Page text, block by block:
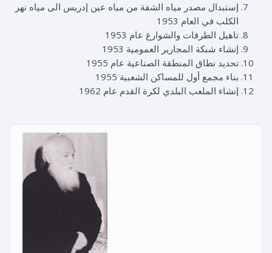
إستبدال مصدر مياه الشفة من مياه عين إدريس الى مياه نهر
الكلب في العام 1953
تاهيل الطرقات والشوارع عام 1953
إنشاء شبكة المجارير العمومية 1953
تحديد نطاق المنطقة الصناعية عام 1955
بناء مجمع أول للمساكن الشعبية 1955
إنشاء الملعب البلدي لكرة القدم عام 1962